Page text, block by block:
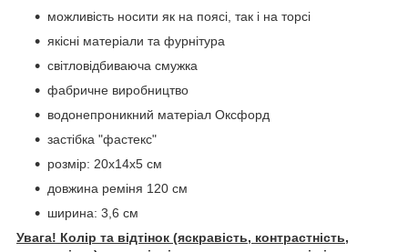
можливість носити як на поясі, так і на торсі
якісні матеріали та фурнітура
світловідбиваюча смужка
фабричне виробництво
водонепроникний матеріал Оксфорд
застібка "фастекс"
розмір: 20х14х5 см
довжина реміня 120 см
ширина: 3,6 см
Увага! Колір та відтінок (яскравість, контрастність,